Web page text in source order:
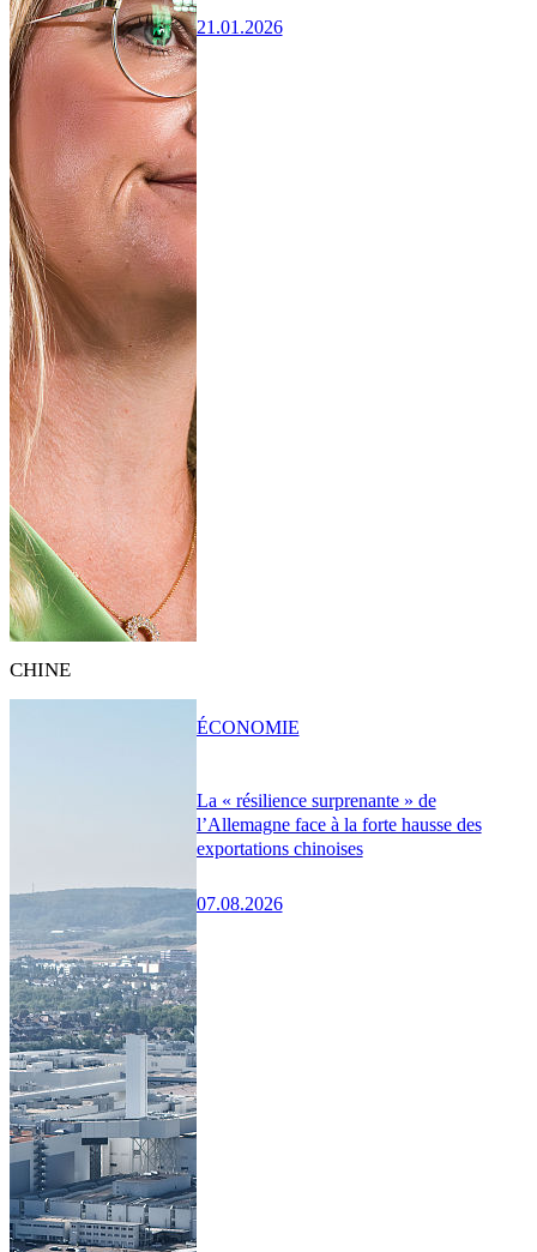
21.01.2026
CHINE
La « résilience surprenante » de
l’Allemagne face à la forte hausse des
exportations chinoises
07.08.2026
ÉCONOMIE